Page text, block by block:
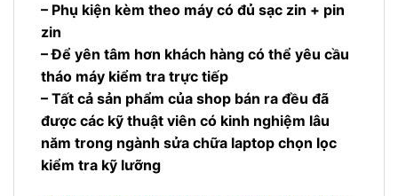
– Phụ kiện kèm theo máy có đủ sạc zin + pin
zin
– Để yên tâm hơn khách hàng có thể yêu cầu
tháo máy kiểm tra trực tiếp
– Tất cả sản phẩm của shop bán ra đều đã
được các kỹ thuật viên có kinh nghiệm lâu
năm trong ngành sửa chữa laptop chọn lọc
kiểm tra kỹ lưỡng